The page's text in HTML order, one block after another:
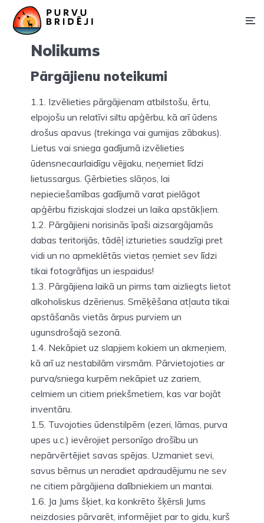
Nolikums
Pārgājienu noteikumi
1.1. Izvēlieties pārgājienam atbilstošu, ērtu,
elpojošu un relatīvi siltu apģērbu, kā arī ūdens
drošus apavus (trekinga vai gumijas zābakus).
Lietus vai sniega gadījumā izvēlieties
ūdensnecaurlaidīgu vējjaku, neņemiet līdzi
lietussargus. Ģērbieties slāņos, lai
nepieciešamības gadījumā varat pielāgot
apģērbu fiziskajai slodzei un laika apstākļiem.
1.2. Pārgājieni norisinās īpaši aizsargājamās
dabas teritorijās, tādēļ izturieties saudzīgi pret
vidi un no apmeklētās vietas ņemiet sev līdzi
tikai fotogrāfijas un iespaidus!
1.3. Pārgājiena laikā un pirms tam aizliegts lietot
alkoholiskus dzērienus. Smēķēšana atļauta tikai
apstāšanās vietās ārpus purviem un
ugunsdrošajā sezonā.
1.4. Nekāpiet uz slapjiem kokiem un akmeņiem,
kā arī uz nestabilām virsmām. Pārvietojoties ar
purva/sniega kurpēm nekāpiet uz zariem,
celmiem un citiem priekšmetiem, kas var bojāt
inventāru.
1.5. Tuvojoties ūdenstilpēm (ezeri, lāmas, purva
upes u.c.) ievērojiet personīgo drošību un
nepārvērtējiet savas spējas. Uzmaniet sevi,
savus bērnus un neradiet apdraudējumu ne sev
ne citiem pārgājiena dalībniekiem un mantai.
1.6. Ja Jums šķiet, ka konkrēto šķērsli Jums
neizdosies pārvarēt, informējiet par to gidu, kurš